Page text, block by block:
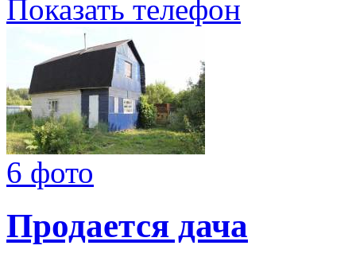
Показать телефон
6 фото
Продается дача